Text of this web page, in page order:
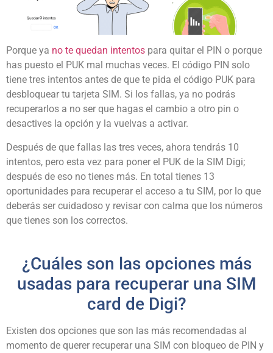
Porque ya no te quedan intentos para quitar el PIN o porque
has puesto el PUK mal muchas veces. El código PIN solo
tiene tres intentos antes de que te pida el código PUK para
desbloquear tu tarjeta SIM. Si los fallas, ya no podrás
recuperarlos a no ser que hagas el cambio a otro pin o
desactives la opción y la vuelvas a activar.
Después de que fallas las tres veces, ahora tendrás 10
intentos, pero esta vez para poner el PUK de la SIM Digi;
después de eso no tienes más. En total tienes 13
oportunidades para recuperar el acceso a tu SIM, por lo que
deberás ser cuidadoso y revisar con calma que los números
que tienes son los correctos.
¿Cuáles son las opciones más
usadas para recuperar una SIM
card de Digi?
Existen dos opciones que son las más recomendadas al
momento de querer recuperar una SIM con bloqueo de PIN y